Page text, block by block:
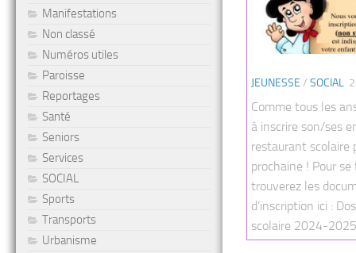
JEUNESSE / SOCIAL
Comme tous les
à inscrire son/ses
restaurant scolaire
prochaine ! Pour se
trouverez les
d’inscription ici :
scolaire 2024-
Manifestations
Non classé
Numéros utiles
Paroisse
Reportages
Santé
Seniors
Services
SOCIAL
Sports
Transports
Urbanisme